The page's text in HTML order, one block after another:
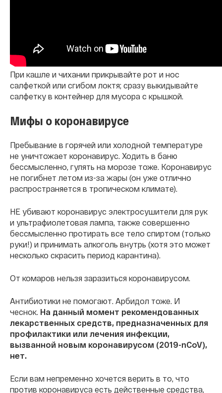
При кашле и чихании прикрывайте рот и нос
салфеткой или сгибом локтя; сразу выкидывайте
салфетку в контейнер для мусора с крышкой.
Мифы о коронавирусе
Пребывание в горячей или холодной температуре
не уничтожает коронавирус. Ходить в баню
бессмысленно, гулять на морозе тоже. Коронавирус
не погибнет летом из-за жары (он уже отлично
распространяется в тропическом климате).
НЕ убивают коронавирус электросушители для рук
и ультрафиолетовая лампа, также совершенно
бессмысленно протирать все тело спиртом (только
руки!) и принимать алкоголь внутрь (хотя это может
несколько скрасить период карантина).
От комаров нельзя заразиться коронавирусом.
Антибиотики не помогают. Арбидол тоже. И
чеснок. На данный момент рекомендованных
лекарственных средств, предназначенных для
профилактики или лечения инфекции,
вызванной новым коронавирусом (2019-nCoV),
нет.
Если вам непременно хочется верить в то, что
против коронавируса есть действенные средства,